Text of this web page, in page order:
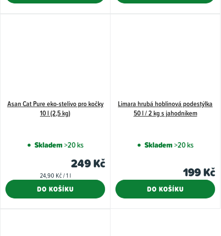
Asan Cat Pure eko-stelivo pro kočky
10 l (2,5 kg)
Skladem>20 ks
249 Kč
Měrná
24,90 Kč / 1 l
DO KOŠÍKU
Limara hrubá hoblinová podestýlka
50 l / 2 kg s jahodníkem
Skladem>20 ks
199 Kč
DO KOŠÍKU